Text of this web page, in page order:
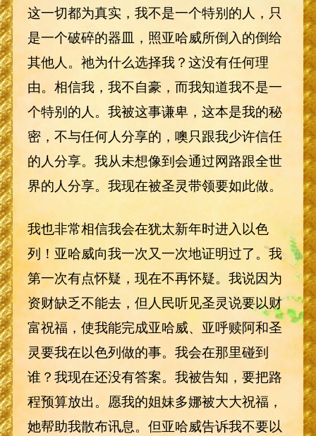
这一切都为真实，我不是一个特别的人，只
是一个破碎的器皿，照亚哈威所倒入的倒给
其他人。祂为什么选择我？这没有任何理
由。相信我，我不自豪，而我知道我不是一
个特别的人。我被这事谦卑，这本是我的秘
密，不与任何人分享的，噢只跟我少许信任
的人分享。我从未想像到会通过网路跟全世
界的人分享。我现在被圣灵带领要如此做。
我也非常相信我会在犹太新年时进入以色
列！亚哈威向我一次又一次地证明过了。我
第一次有点怀疑，现在不再怀疑。我说因为
资财缺乏不能去，但人民听见圣灵说要以财
富祝福，使我能完成亚哈威、亚呼赎阿和圣
灵要我在以色列做的事。我会在那里碰到
谁？我现在还没有答案。我被告知，要把路
程预算放出。愿我的姐妹多娜被大大祝福，
她帮助我散布讯息。但亚哈威告诉我不要以